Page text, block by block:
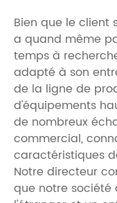
Bien que le client
a quand même
temps à
adapté à son
de la ligne de
d'équipements
de nombreux
commercial,
caractéristiques
Notre directeur
que notre